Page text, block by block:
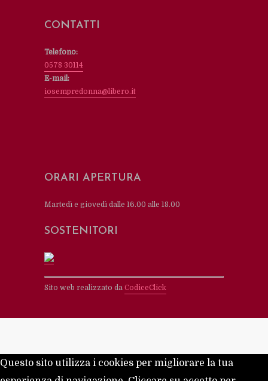
CONTATTI
Telefono:
0578 30114
E-mail:
iosempredonna@libero.it
ORARI APERTURA
Martedì e giovedì dalle 16.00 alle 18.00
SOSTENITORI
Sito web realizzato da CodiceClick
Questo sito utilizza i cookies per migliorare la tua